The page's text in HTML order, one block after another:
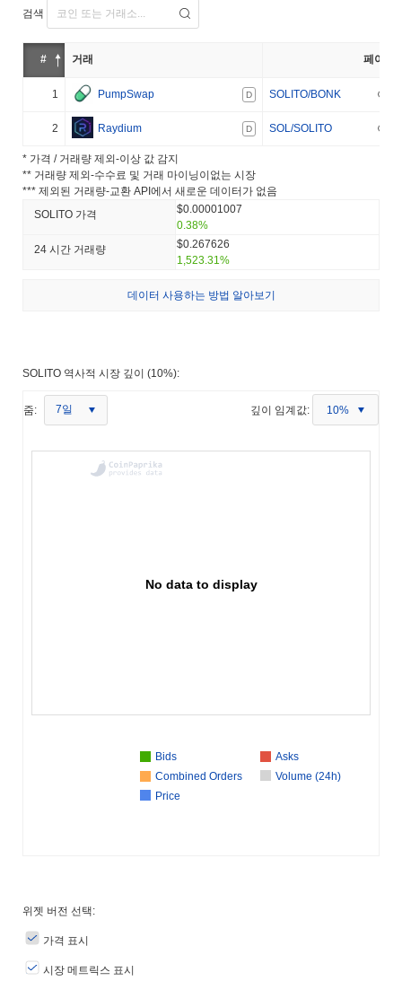
검색
# 거래 페어
1 PumpSwap D SOLITO/BONK
2 Raydium D SOL/SOLITO
* 가격 / 거래량 제외-이상 값 감지
** 거래량 제외-수수료 및 거래 마이닝이없는 시장
*** 제외된 거래량-교환 API에서 새로운 데이터가 없음
SOLITO 가격
$0.00001007
0.38%
24 시간 거래량
$0.267626
1,523.31%
데이터 사용하는 방법 알아보기
SOLITO 역사적 시장 깊이 (10%):
줌: 7일 깊이 임계값: 10%
No data to display
Bids
Asks
Combined Orders
Volume (24h)
Price
위젯 버전 선택:
가격 표시
시장 메트릭스 표시